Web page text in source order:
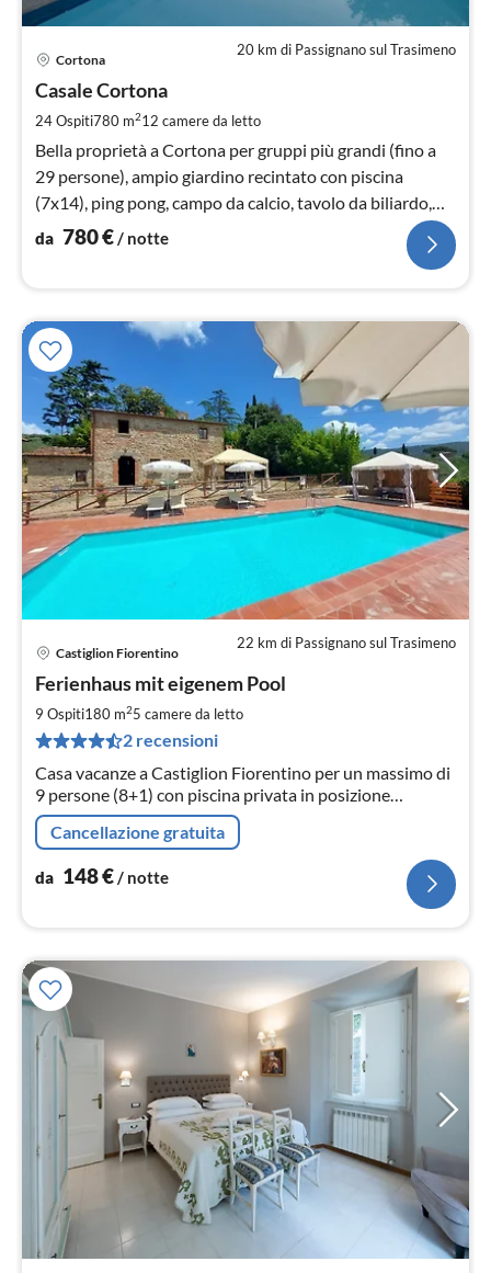
20 km di Passignano sul Trasimeno
Cortona
Casale Cortona
24 Ospiti780 m212 camere da letto
Bella proprietà a Cortona per gruppi più grandi (fino a
29 persone), ampio giardino recintato con piscina
(7x14), ping pong, campo da calcio, tavolo da biliardo,
WIFI
da 780€ / notte
22 km di Passignano sul Trasimeno
Castiglion Fiorentino
Ferienhaus mit eigenem Pool
9 Ospiti180 m25 camere da letto
2 recensioni
Casa vacanze a Castiglion Fiorentino per un massimo di
9 persone (8+1) con piscina privata in posizione
panoramica, barbecue, forno a legna, posti auto
Cancellazione gratuita
da 148€/ notte